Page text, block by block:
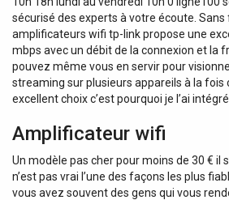
sécurisé des experts à votre écoute. Sans
amplificateurs wifi tp-link propose une
mbps avec un débit de la connexion et la
pouvez même vous en servir pour
streaming sur plusieurs appareils à la fois
excellent choix c’est pourquoi je l’ai intégré.
Amplificateur wifi
Un modèle pas cher pour moins de 30 € il
n’est pas vrai l’une des façons les plus
vous avez souvent des gens qui vous